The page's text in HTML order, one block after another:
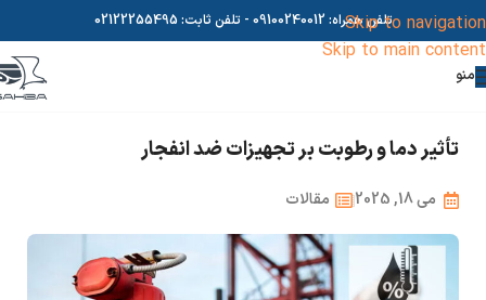
Skip to navigation
Skip to main content
تلفن همراه: 09100240012 - تلفن ثابت: 02122255495
منو
تأثیر دما و رطوبت بر تجهیزات ضد انفجار
می 18, 2025 مقالات